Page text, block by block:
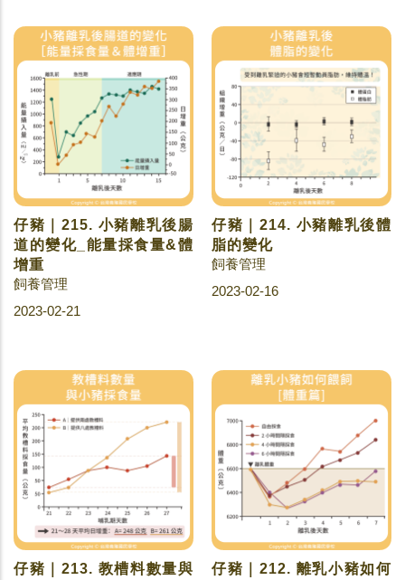
仔豬｜215. 小豬離乳後腸
道的變化_能量採食量&體
增重
飼養管理
2023-02-21
仔豬｜214. 小豬離乳後體
脂的變化
飼養管理
2023-02-16
仔豬｜213. 教槽料數量與
仔豬｜212. 離乳小豬如何